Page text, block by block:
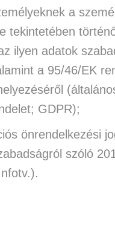
a
tekintetében
ilyen adatok
a 95/46/EK
GDPR);
önrendelkezési
szóló